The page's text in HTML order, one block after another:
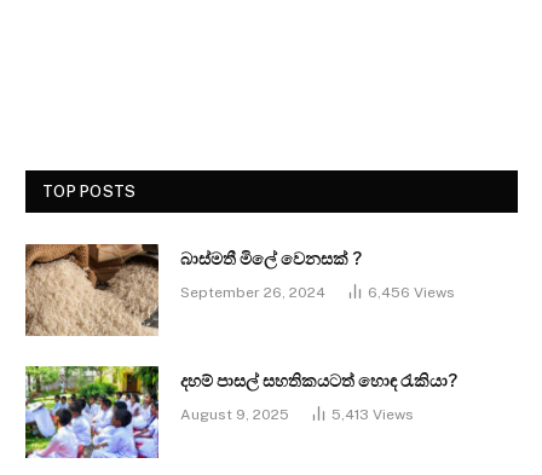
TOP POSTS
බාස්මතී මිලේ වෙනසක් ?
September 26, 2024 6,456 Views
දහම් පාසල් සහතිකයටත් හොඳ රැකියා?
August 9, 2025 5,413 Views